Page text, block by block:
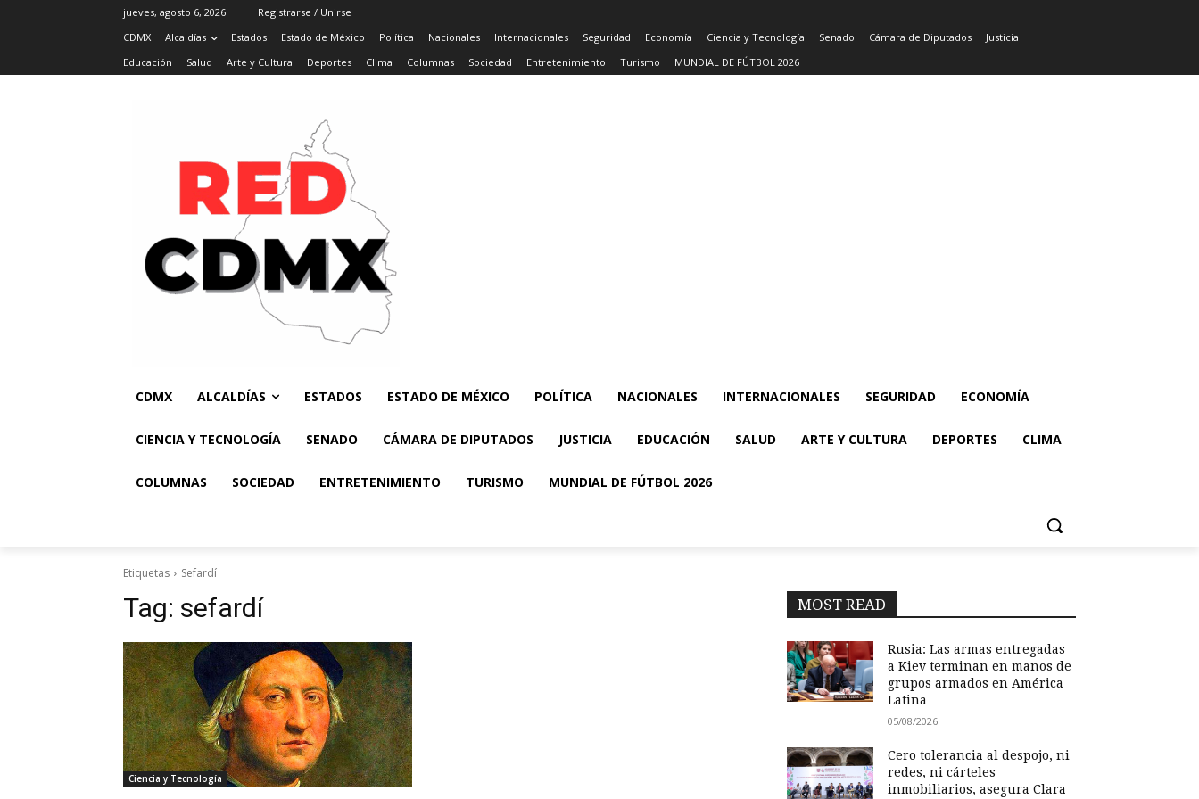
jueves, agosto 6, 2026
Registrarse / Unirse
CDMX
Alcaldías Estados Estado de México Política Nacionales Internacionales Seguridad Economía Ciencia y Tecnología Senado Cámara de Diputados
Justicia
Educación
Salud Arte y Cultura Deportes Clima Columnas Sociedad Entretenimiento Turismo MUNDIAL DE FÚTBOL 2026
CDMX ALCALDÍAS ESTADOS ESTADO DE MÉXICO POLÍTICA NACIONALES INTERNACIONALES SEGURIDAD ECONOMÍA
CIENCIA Y TECNOLOGÍA SENADO CÁMARA DE DIPUTADOS JUSTICIA EDUCACIÓN SALUD ARTE Y CULTURA DEPORTES CLIMA
COLUMNAS SOCIEDAD ENTRETENIMIENTO TURISMO MUNDIAL DE FÚTBOL 2026
Etiquetas Sefardí
Tag: sefardí
Ciencia y Tecnología
MOST READ
Rusia: Las armas entregadas
a Kiev terminan en manos de
grupos armados en América
Latina
05/08/2026
Cero tolerancia al despojo, ni
redes, ni cárteles
inmobiliarios, asegura Clara